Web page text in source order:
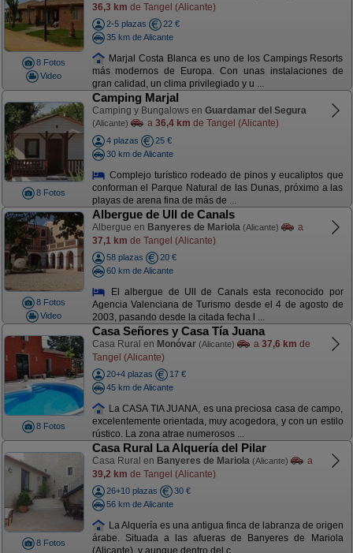
8 Fotos
Video
36,3 km de Tangel (Alicante)
2-5 plazas
22 €
35 km de Alicante
Marjal Costa Blanca es uno de los Campings Resorts
más modernos de Europa. Con unas instalaciones de
gran calidad, un clima privilegiado y u ...
8 Fotos
Camping Marjal
Camping y Bungalows en Guardamar del Segura
(Alicante) a 36,4 km de Tangel (Alicante)
4 plazas
25 €
30 km de Alicante
Complejo turístico rodeado de pinos y eucaliptos que
conforman el Parque Natural de las Dunas, próximo a las
playas de arena fina de más de ...
8 Fotos
Video
Albergue de Ull de Canals
Albergue en Banyeres de Mariola (Alicante)
a
37,1 km de Tangel (Alicante)
58 plazas
20 €
60 km de Alicante
El albergue de Ull de Canals esta reconocido por
Agencia Valenciana de Turismo desde el 4 de agosto de
2003, pasando desde la citada fecha l ...
8 Fotos
Casa Señores y Casa Tía Juana
Casa Rural en Monóvar (Alicante) a 37,6 km de
Tangel (Alicante)
20+4 plazas
17 €
45 km de Alicante
La CASA TIA JUANA, es una preciosa casa de campo,
excelentemente orientada, muy acogedora, y con un estilo
rústico. La zona atrae numerosos ...
8 Fotos
Casa Rural La Alquería del Pilar
Casa Rural en Banyeres de Mariola (Alicante)
a
39,2 km de Tangel (Alicante)
26+10 plazas
30 €
56 km de Alicante
La Alquería es una antigua finca de labranza de origen
árabe. Situada a las afueras de Banyeres de Mariola